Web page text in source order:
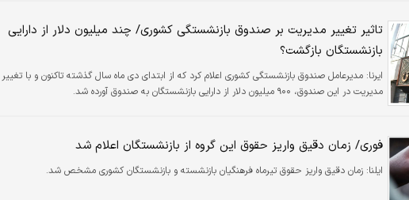
تاثیر تغییر مدیریت بر صندوق بازنشستگی کشوری/ چند میلیون دلار از دارایی
بازنشستگان بازگشت؟
ایرنا: مدیرعامل صندوق بازنشستگی کشوری اعلام کرد که از ابتدای دی ماه سال گذشته تاکنون و با تغییر
مدیریت در این صندوق، ۹۰۰ میلیون دلار از دارایی بازنشستگان به صندوق آورده شد.
فوری/ زمان دقیق واریز حقوق این گروه از بازنشستگان اعلام شد
ایلنا: زمان دقیق واریز حقوق تیرماه فرهنگیان بازنشسته و بازنشستگان کشوری مشخص شد.